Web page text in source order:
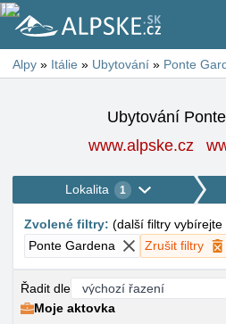
Alpy » Itálie » Ubytování » Ponte
Ubytování
www.alpske.cz
Lokalita 1
Zvolené filtry: (další filtry
Ponte Gardena
Zrušit filtry
Řadit dle
Moje aktovka